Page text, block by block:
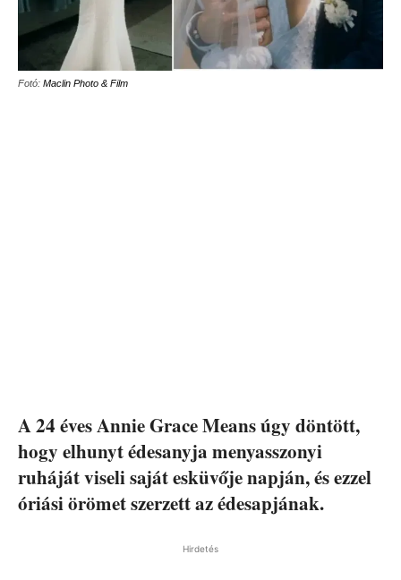
Fotó: Maclin Photo & Film
A 24 éves Annie Grace Means úgy döntött,
hogy elhunyt édesanyja menyasszonyi
ruháját viseli saját esküvője napján, és ezzel
óriási örömet szerzett az édesapjának.
Hirdetés